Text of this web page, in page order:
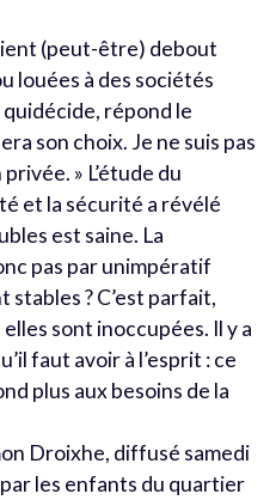
(peut-être) debout
louées à des sociétés
quidécide, répond le
son choix. Je ne suis pas
» L’étude du
et la sécurité a révélé
est saine. La
pas par unimpératif
stables ? C’est parfait,
sont inoccupées. Il y a
faut avoir à l’esprit : ce
plus aux besoins de la
Droixhe, diffusé samedi
les enfants du quartier